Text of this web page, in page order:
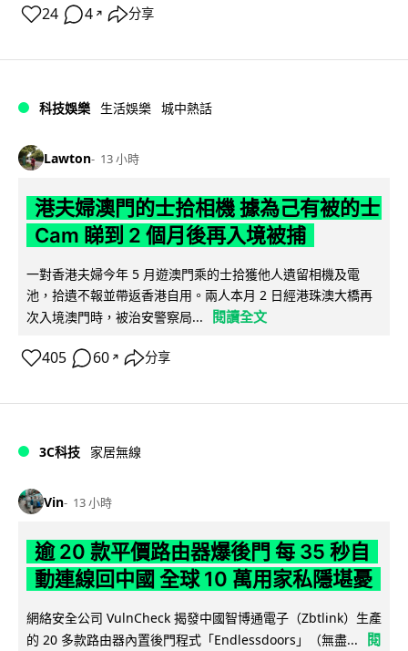
24 4 ↗ 分享
科技娛樂 生活娛樂 城中熱話
Lawton 13 小時
港夫婦澳門的士拾相機 據為己有被的士
Cam 睇到 2 個月後再入境被捕
一對香港夫婦今年 5 月遊澳門乘的士拾獲他人遺留相機及電
池，拾遺不報並帶返香港自用。兩人本月 2 日經港珠澳大橋再
次入境澳門時，被治安警察局...
閱讀全文
405 60 ↗ 分享
3C科技 家居無線
Vin 13 小時
逾 20 款平價路由器爆後門 每 35 秒自
動連線回中國 全球 10 萬用家私隱堪憂
網絡安全公司 VulnCheck 揭發中國智博通電子（Zbtlink）生產
的 20 多款路由器內置後門程式「Endlessdoors」（無盡...
閱